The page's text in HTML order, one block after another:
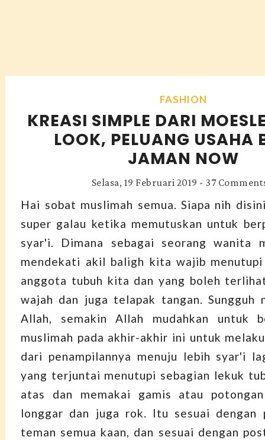
FASHION
KREASI SIMPLE DARI
LOOK, PELUANG USAHA
JAMAN NOW
Selasa, 19 Februari 2019 - 37
Hai sobat muslimah semua. Siapa nih
super galau ketika memutuskan untuk
syar'i. Dimana sebagai seorang wanita
mendekati akil baligh kita wajib menutupi
anggota tubuh kita dan yang boleh
wajah dan juga telapak tangan. Sungguh
Allah, semakin Allah mudahkan untuk
muslimah pada akhir-akhir ini untuk
dari penampilannya menuju lebih syar'i
yang terjuntai menutupi sebagian lekuk
atas dan memakai gamis atau
longgar dan juga rok. Itu sesuai dengan
teman semua kaan, dan sesuai dengan